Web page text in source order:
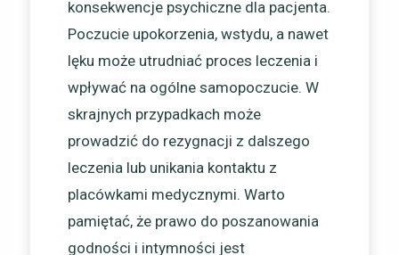
konsekwencje psychiczne dla pacjenta.
Poczucie upokorzenia, wstydu, a nawet
lęku może utrudniać proces leczenia i
wpływać na ogólne samopoczucie. W
skrajnych przypadkach może
prowadzić do rezygnacji z dalszego
leczenia lub unikania kontaktu z
placówkami medycznymi. Warto
pamiętać, że prawo do poszanowania
godności i intymności jest